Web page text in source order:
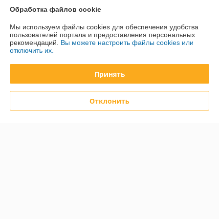
Контакты
Доставка и оплата
Полная версия сайта
Политика обработки cookies
Обработка файлов cookie
Мы используем файлы cookies для обеспечения удобства
пользователей портала и предоставления персональных
рекомендаций. Вы можете настроить файлы cookies или
отключить их.
Принять
Отклонить